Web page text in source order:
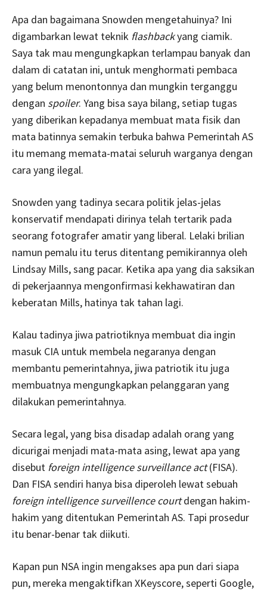
Apa dan bagaimana Snowden mengetahuinya? Ini
digambarkan lewat teknik flashbackyang ciamik.
Saya tak mau mengungkapkan terlampau banyak dan
dalam di catatan ini, untuk menghormati pembaca
yang belum menontonnya dan mungkin terganggu
dengan spoiler. Yang bisa saya bilang, setiap tugas
yang diberikan kepadanya membuat mata fisik dan
mata batinnya semakin terbuka bahwa Pemerintah AS
itu memang memata-matai seluruh warganya dengan
cara yang ilegal.
Snowden yang tadinya secara politik jelas-jelas
konservatif mendapati dirinya telah tertarik pada
seorang fotografer amatir yang liberal. Lelaki brilian
namun pemalu itu terus ditentang pemikirannya oleh
Lindsay Mills, sang pacar. Ketika apa yang dia saksikan
di pekerjaannya mengonfirmasi kekhawatiran dan
keberatan Mills, hatinya tak tahan lagi.
Kalau tadinya jiwa patriotiknya membuat dia ingin
masuk CIA untuk membela negaranya dengan
membantu pemerintahnya, jiwa patriotik itu juga
membuatnya mengungkapkan pelanggaran yang
dilakukan pemerintahnya.
Secara legal, yang bisa disadap adalah orang yang
dicurigai menjadi mata-mata asing, lewat apa yang
disebut foreign intelligence surveillance act(FISA).
Dan FISA sendiri hanya bisa diperoleh lewat sebuah
foreign intelligence surveillence courtdengan hakim-
hakim yang ditentukan Pemerintah AS. Tapi prosedur
itu benar-benar tak diikuti.
Kapan pun NSA ingin mengakses apa pun dari siapa
pun, mereka mengaktifkan XKeyscore, seperti Google,